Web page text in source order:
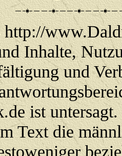
Inhalte,
und
ist
Text die